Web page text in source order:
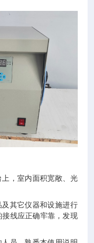
，室内面积宽敞、光
其它仪器和设施进行
线应正确牢靠，发现